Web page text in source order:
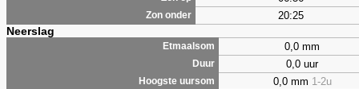
Zon onder 20:25
Neerslag
Etmaalsom 0,0 mm
Duur 0,0 uur
Hoogste uursom 0,0 mm 1-2u